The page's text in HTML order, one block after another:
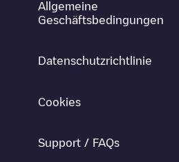
Allgemeine
Geschäftsbedingungen
Datenschutzrichtlinie
Cookies
Support / FAQs